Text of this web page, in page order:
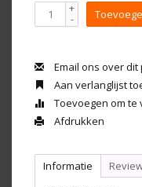
+
-
Email ons over dit
Aan verlanglijst
Toevoegen om te
Afdrukken
Informatie